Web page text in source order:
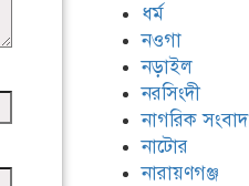
ধর্ম
নওগা
নড়াইল
নরসিংদী
নাগরিক সংবাদ
নাটোর
নারায়ণগঞ্জ